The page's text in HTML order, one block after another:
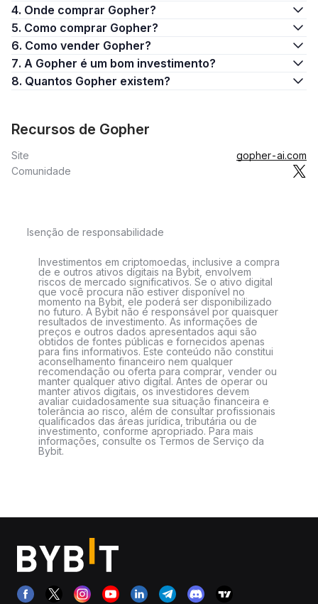
4. Onde comprar Gopher?
5. Como comprar Gopher?
6. Como vender Gopher?
7. A Gopher é um bom investimento?
8. Quantos Gopher existem?
Recursos de Gopher
Site
gopher-ai.com
Comunidade
Isenção de responsabilidade
Investimentos em criptomoedas, inclusive a compra
de e outros ativos digitais na Bybit, envolvem
riscos de mercado significativos. Se o ativo digital
que você procura não estiver disponível no
momento na Bybit, ele poderá ser disponibilizado
no futuro. A Bybit não é responsável por quaisquer
resultados de investimento. As informações de
preços e outros dados apresentados aqui são
obtidos de fontes públicas e fornecidos apenas
para fins informativos. Este conteúdo não constitui
aconselhamento financeiro nem qualquer
recomendação ou oferta para comprar, vender ou
manter qualquer ativo digital. Antes de operar ou
manter ativos digitais, os investidores devem
avaliar cuidadosamente sua situação financeira e
tolerância ao risco, além de consultar profissionais
qualificados das áreas jurídica, tributária ou de
investimento, conforme apropriado. Para mais
informações, consulte os Termos de Serviço da
Bybit.